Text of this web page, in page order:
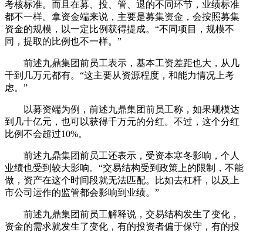
考核标准。而且在募、投、管、退的不同环节，业绩标准
都不一样。拿资金端来说，主要是募集资金，会按照募集
资金的规模，以一定比例获得提成。“不同项目，规模不
同，提取的比例也不一样。”
前述九鼎集团前员工表示，基本工资差距也大，从几
千到几万元都有。“这主要从资源程度，和能力情况上考
虑。”
以募资端为例，前述九鼎集团前员工称，如果规模达
到几十亿元，也可以获得千万元的分红。不过，这个分红
比例不会超过10%。
前述九鼎集团前员工还表示，受资本寒冬影响，个人
业绩也受到较大影响。“交易结构受到政策上的限制，不能
做，资产在这个时间段就无法匹配。比如去杠杆，以及上
市公司运作的监管都会影响到业绩。”
前述九鼎集团前员工解释说，交易结构发生了变化，
资金的需求就发生了变化，有的投资者偏于保守，有的投